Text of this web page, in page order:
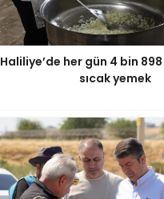
Haliliye’de her gün 4 bin
sıcak yemek